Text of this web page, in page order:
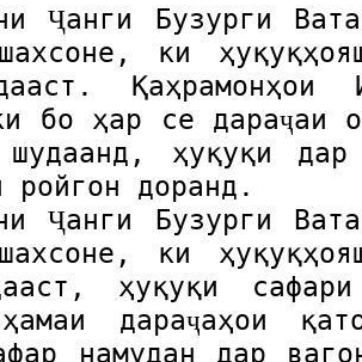
Ҷанги Бузурги
ки
Қаҳрамонҳои
бо ҳар се дараҷаи
шудаанд, ҳуқуқи
ройгон доранд.
Ҷанги Бузурги
ки
ҳуқуқи
дараҷаҳои
намудан дар